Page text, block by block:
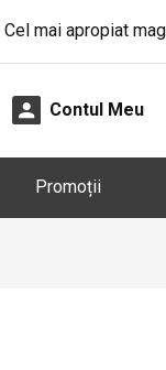
Cel mai apropiat
Contul Meu
Promoții